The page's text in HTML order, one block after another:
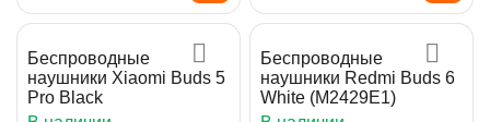
Беспроводные
наушники Xiaomi Buds 5
Pro Black
Беспроводные
наушники Redmi Buds 6
White (M2429E1)